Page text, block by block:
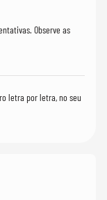
Observe as
letra por letra, no seu